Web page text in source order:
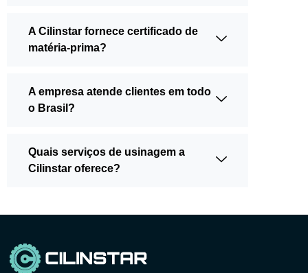
A Cilinstar fornece certificado de
matéria-prima?
A empresa atende clientes em todo
o Brasil?
Quais serviços de usinagem a
Cilinstar oferece?